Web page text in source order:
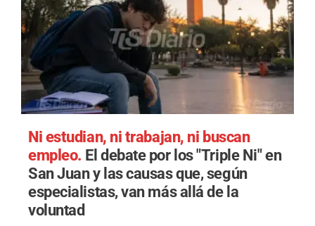
Ni estudian, ni trabajan, ni buscan
empleo. El debate por los "Triple Ni" en
San Juan y las causas que, según
especialistas, van más allá de la
voluntad